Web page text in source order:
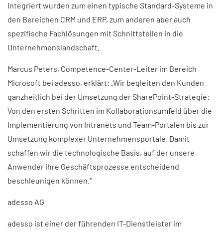
Integriert wurden zum einen typische Standard-Systeme in
den Bereichen CRM und ERP, zum anderen aber auch
spezifische Fachlösungen mit Schnittstellen in die
Unternehmenslandschaft.
Marcus Peters, Competence-Center-Leiter im Bereich
Microsoft bei adesso, erklärt: „Wir begleiten den Kunden
ganzheitlich bei der Umsetzung der SharePoint-Strategie:
Von den ersten Schritten im Kollaborationsumfeld über die
Implementierung von Intranets und Team-Portalen bis zur
Umsetzung komplexer Unternehmensportale. Damit
schaffen wir die technologische Basis, auf der unsere
Anwender ihre Geschäftsprozesse entscheidend
beschleunigen können.“
adesso AG
adesso ist einer der führenden IT-Dienstleister im